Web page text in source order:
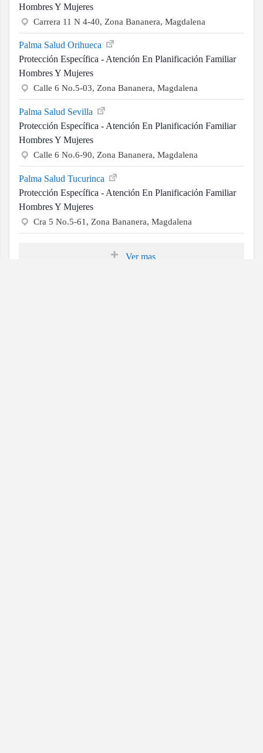
Hombres Y Mujeres
Carrera 11 N 4-40, Zona Bananera, Magdalena
Palma Salud Orihueca
Protección Específica - Atención En Planificación Familiar
Hombres Y Mujeres
Calle 6 No.5-03, Zona Bananera, Magdalena
Palma Salud Sevilla
Protección Específica - Atención En Planificación Familiar
Hombres Y Mujeres
Calle 6 No.6-90, Zona Bananera, Magdalena
Palma Salud Tucurinca
Protección Específica - Atención En Planificación Familiar
Hombres Y Mujeres
Cra 5 No.5-61, Zona Bananera, Magdalena
Ver mas